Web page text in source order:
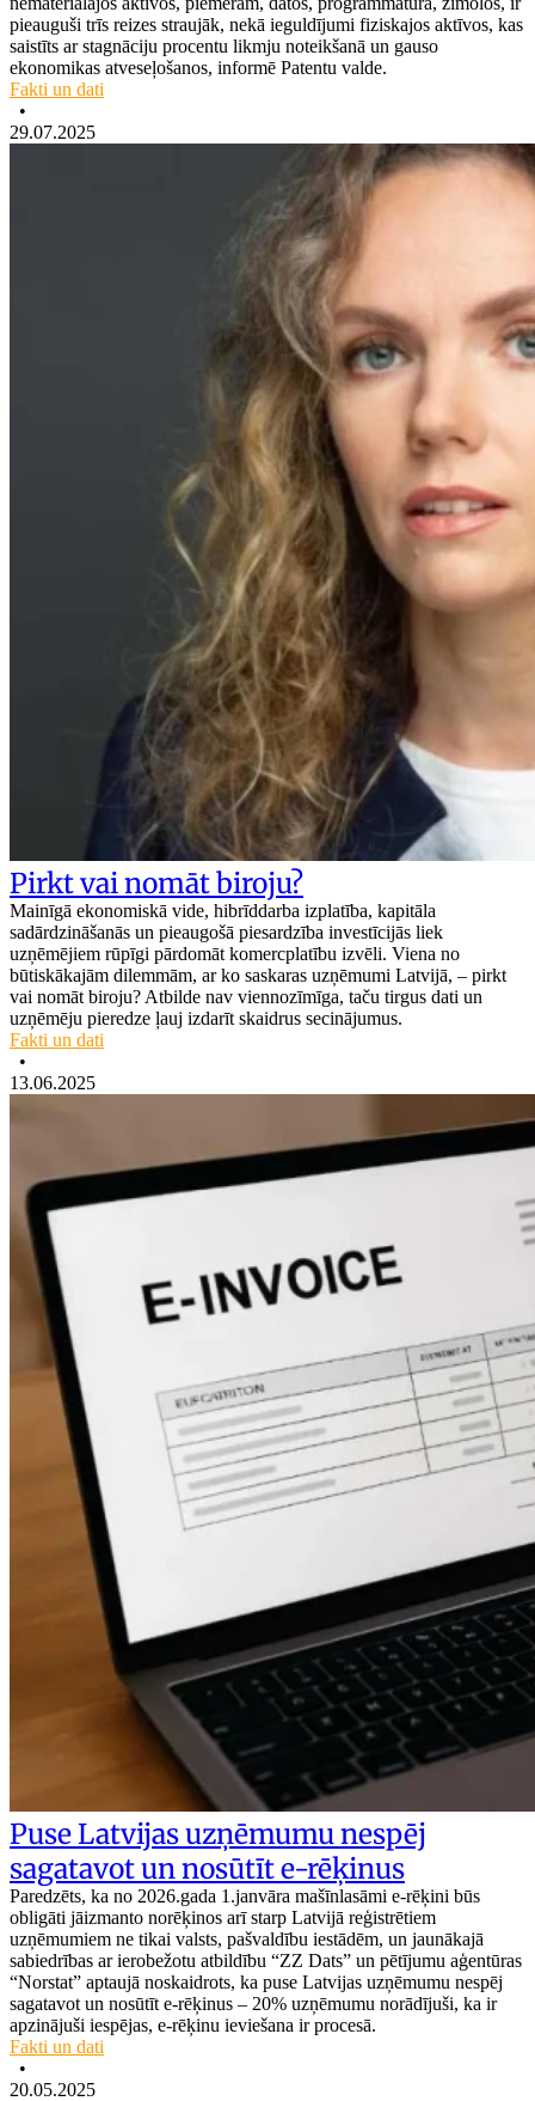
pieauguši trīs reizes straujāk, nekā ieguldījumi fiziskajos aktīvos, kas
saistīts ar stagnāciju procentu likmju noteikšanā un gauso
ekonomikas atveseļošanos, informē Patentu valde.
Fakti un dati
•
29.07.2025
Pirkt vai nomāt biroju?
Mainīgā ekonomiskā vide, hibrīddarba izplatība, kapitāla
sadārdzināšanās un pieaugošā piesardzība investīcijās liek
uzņēmējiem rūpīgi pārdomāt komercplatību izvēli. Viena no
būtiskākajām dilemmām, ar ko saskaras uzņēmumi Latvijā, – pirkt
vai nomāt biroju? Atbilde nav viennozīmīga, taču tirgus dati un
uzņēmēju pieredze ļauj izdarīt skaidrus secinājumus.
Fakti un dati
•
13.06.2025
Puse Latvijas uzņēmumu nespēj
sagatavot un nosūtīt e-rēķinus
Paredzēts, ka no 2026.gada 1.janvāra mašīnlasāmi e-rēķini būs
obligāti jāizmanto norēķinos arī starp Latvijā reģistrētiem
uzņēmumiem ne tikai valsts, pašvaldību iestādēm, un jaunākajā
sabiedrības ar ierobežotu atbildību “ZZ Dats” un pētījumu aģentūras
“Norstat” aptaujā noskaidrots, ka puse Latvijas uzņēmumu nespēj
sagatavot un nosūtīt e-rēķinus – 20% uzņēmumu norādījuši, ka ir
apzinājuši iespējas, e-rēķinu ieviešana ir procesā.
Fakti un dati
•
20.05.2025